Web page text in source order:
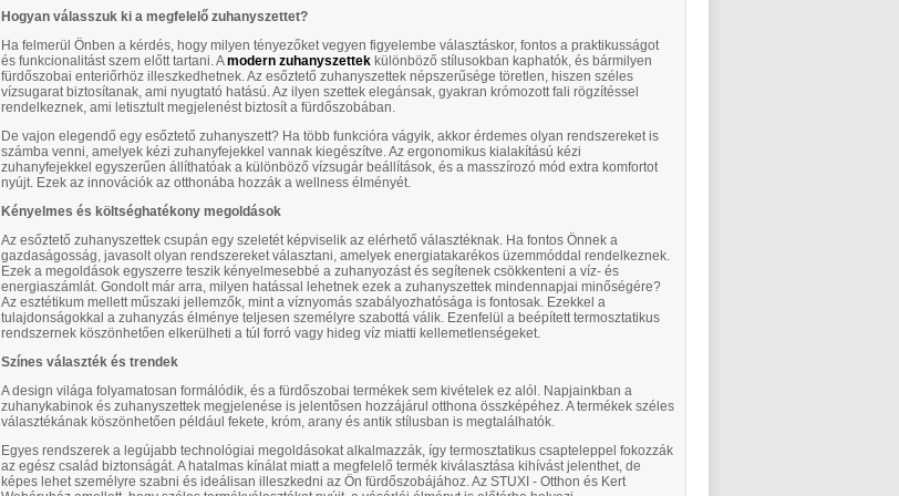
Hogyan válasszuk ki a megfelelő zuhanyszettet?
Ha felmerül Önben a kérdés, hogy milyen tényezőket vegyen figyelembe választáskor, fontos a praktikusságot
és funkcionalitást szem előtt tartani. Amodern zuhanyszettek különböző stílusokban kaphatók, és bármilyen
fürdőszobai enteriőrhöz illeszkedhetnek. Az esőztető zuhanyszettek népszerűsége töretlen, hiszen széles
vízsugarat biztosítanak, ami nyugtató hatású. Az ilyen szettek elegánsak, gyakran krómozott fali rögzítéssel
rendelkeznek, ami letisztult megjelenést biztosít a fürdőszobában.
De vajon elegendő egy esőztető zuhanyszett? Ha több funkcióra vágyik, akkor érdemes olyan rendszereket is
számba venni, amelyek kézi zuhanyfejekkel vannak kiegészítve. Az ergonomikus kialakítású kézi
zuhanyfejekkel egyszerűen állíthatóak a különböző vízsugár beállítások, és a masszírozó mód extra komfortot
nyújt. Ezek az innovációk az otthonába hozzák a wellness élményét.
Kényelmes és költséghatékony megoldások
Az esőztető zuhanyszettek csupán egy szeletét képviselik az elérhető választéknak. Ha fontos Önnek a
gazdaságosság, javasolt olyan rendszereket választani, amelyek energiatakarékos üzemmóddal rendelkeznek.
Ezek a megoldások egyszerre teszik kényelmesebbé a zuhanyozást és segítenek csökkenteni a víz- és
energiaszámlát. Gondolt már arra, milyen hatással lehetnek ezek a zuhanyszettek mindennapjai minőségére?
Az esztétikum mellett műszaki jellemzők, mint a víznyomás szabályozhatósága is fontosak. Ezekkel a
tulajdonságokkal a zuhanyzás élménye teljesen személyre szabottá válik. Ezenfelül a beépített termosztatikus
rendszernek köszönhetően elkerülheti a túl forró vagy hideg víz miatti kellemetlenségeket.
Színes választék és trendek
A design világa folyamatosan formálódik, és a fürdőszobai termékek sem kivételek ez alól. Napjainkban a
zuhanykabinok és zuhanyszettek megjelenése is jelentősen hozzájárul otthona összképéhez. A termékek széles
választékának köszönhetően például fekete, króm, arany és antik stílusban is megtalálhatók.
Egyes rendszerek a legújabb technológiai megoldásokat alkalmazzák, így termosztatikus csapteleppel fokozzák
az egész család biztonságát. A hatalmas kínálat miatt a megfelelő termék kiválasztása kihívást jelenthet, de
képes lehet személyre szabni és ideálisan illeszkedni az Ön fürdőszobájához. Az STUXI - Otthon és Kert